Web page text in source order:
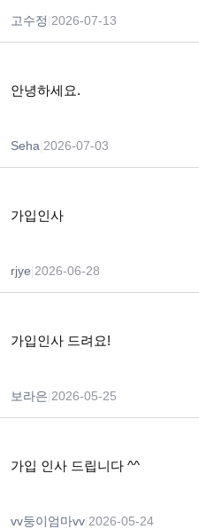
고수정 2026-07-13
안녕하세요.
Seha 2026-07-03
가입인사
rjye 2026-06-28
가입인사 드려요!
보라은 2026-05-25
가입 인사 드립니다 ^^
vv둥이엄마vv 2026-05-24